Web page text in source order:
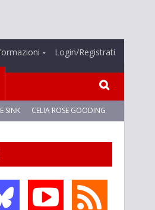
Login/Registrati
SINK CELIA ROSE GOODING